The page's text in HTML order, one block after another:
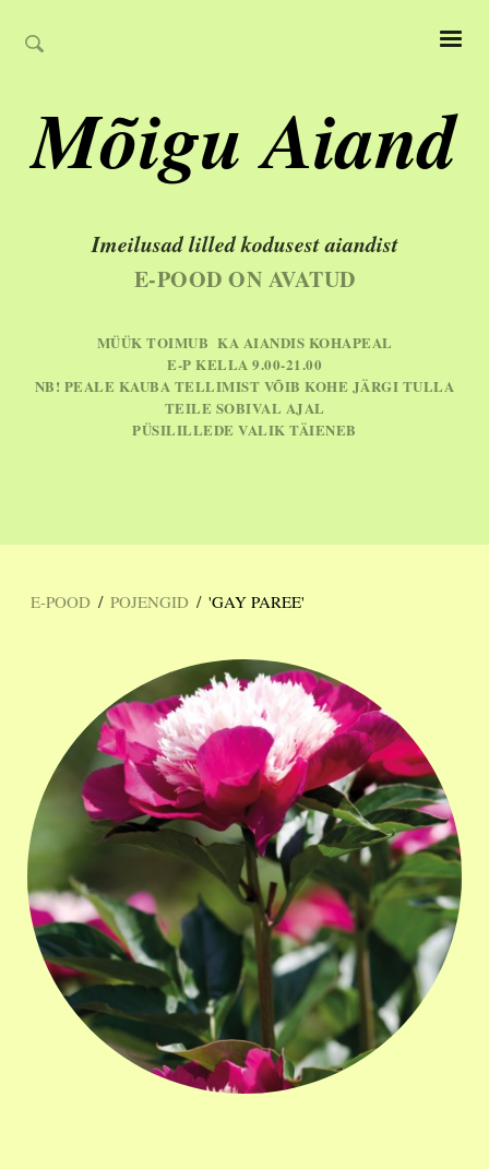
Mõigu Aiand
Imeilusad lilled kodusest aiandist
E-POOD ON AVATUD
MÜÜK TOIMUB KA AIANDIS KOHAPEAL
E-P KELLA 9.00-21.00
NB! PEALE KAUBA TELLIMIST VÕIB KOHE JÄRGI TULLA
TEILE SOBIVAL AJAL
PÜSILILLEDE VALIK TÄIENEB
E-POOD / POJENGID / 'GAY PAREE'